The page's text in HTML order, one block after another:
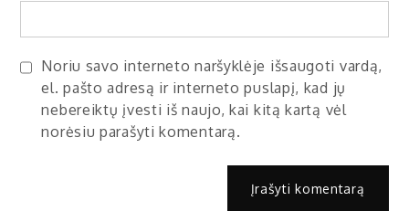
Noriu savo interneto naršyklėje išsaugoti vardą,
el. pašto adresą ir interneto puslapį, kad jų
nebereiktų įvesti iš naujo, kai kitą kartą vėl
norėsiu parašyti komentarą.